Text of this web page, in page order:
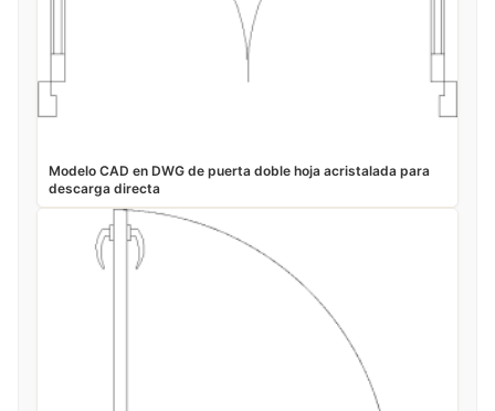
Modelo CAD en DWG de puerta doble hoja acristalada para
descarga directa